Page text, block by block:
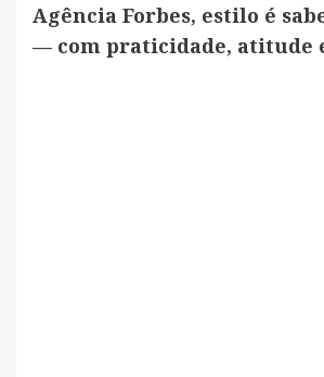
Agência Forbes, estilo é
— com praticidade, atitude